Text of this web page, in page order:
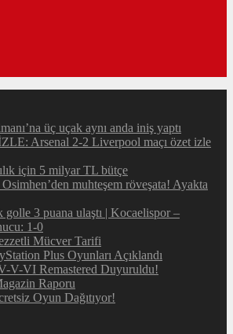
üç uçak aynı anda iniş yaptı
Arsenal 2-2 Liverpool maçı özet izle
için 5 milyar TL bütçe
Osimhen’den muhteşem röveşata! Ayakta
golle 3 puana ulaştı | Kocaelispor –
1-0
Mücver Tarifi
Plus Oyunları Açıklandı
V-VI Remastered Duyuruldu!
Raporu
Oyun Dağıtıyor!